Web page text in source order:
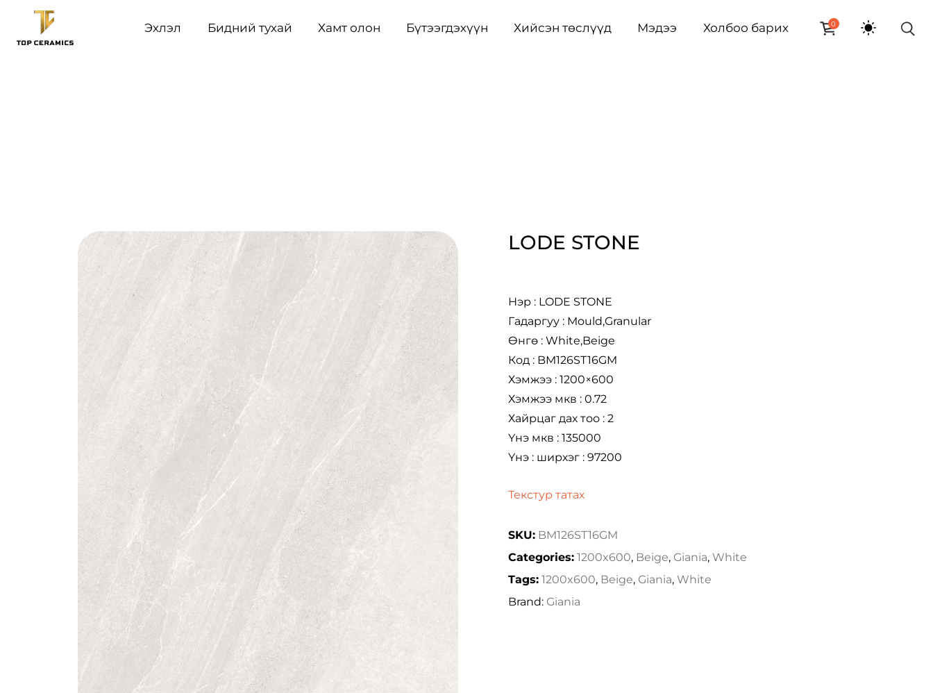
Эхлэл Бидний тухай Хамт олон Бүтээгдэхүүн Хийсэн төслүүд Мэдээ Холбоо барих 0
LODE STONE
Нэр : LODE STONE
Гадаргуу : Mould,Granular
Өнгө : White,Beige
Код : BM126ST16GM
Хэмжээ : 1200×600
Хэмжээ мкв : 0.72
Хайрцаг дах тоо : 2
Үнэ мкв : 135000
Үнэ : ширхэг : 97200
Текстур татах
SKU: BM126ST16GM
Categories: 1200x600, Beige, Giania, White
Tags: 1200x600, Beige, Giania, White
Brand: Giania